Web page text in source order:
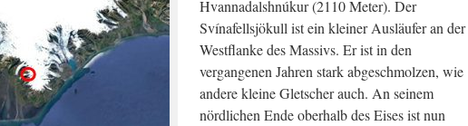
Hvannadalshnúkur (2110 Meter). Der
Svínafellsjökull ist ein kleiner Ausläufer an der
Westflanke des Massivs. Er ist in den
vergangenen Jahren stark abgeschmolzen, wie
andere kleine Gletscher auch. An seinem
nördlichen Ende oberhalb des Eises ist nun